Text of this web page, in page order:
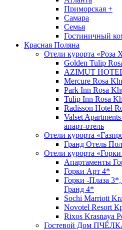
Приморская +
Самара
Семья
Гостиничный
Красная Поляна
Отели курорта «Роза
Golden Tulip
AZIMUT
Mercure Rosa
Park Inn Rosa
Tulip Inn Rosa
Radisson Hotel
Valset
апарт-отель
Отели курорта
Гранд Отель
Отели курорта
Апартаменты
Горки Арт 4*
Горки -Плаза
Гранд 4*
Sochi Marriott
Novotel Resort
Rixos Krasnaya
Гостевой Дом